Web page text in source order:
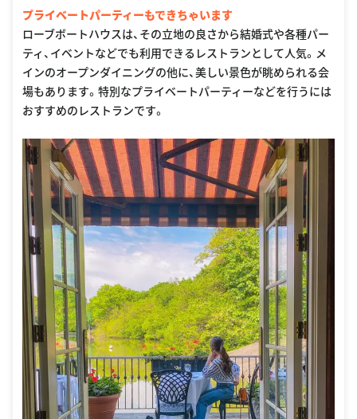
プライベートパーティーもできちゃいます
ローブボートハウスは、その立地の良さから結婚式や各種パー
ティ、イベントなどでも利用できるレストランとして人気。メ
インのオープンダイニングの他に、美しい景色が眺められる会
場もあります。特別なプライベートパーティーなどを行うには
おすすめのレストランです。